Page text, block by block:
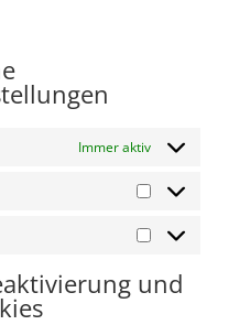
Immer aktiv
Statistiken
Marketing
und